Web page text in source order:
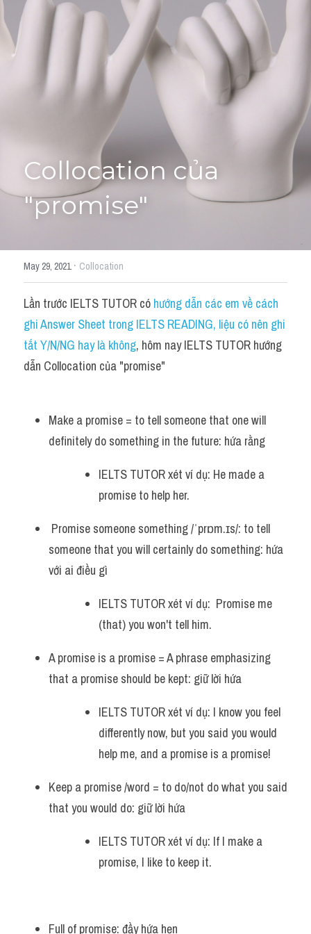
Giải đề thi từng câu
Lời khuyên
Giải đề thi
Academic words
Phrasal Verb
Idioms trái nghĩa
Antonym
Grammar
Word form
Cách dùng từ
Phân biệt từ
Writing
Reading
HỌC THỬ
Collocation của
"promise"
May 29, 2021· Collocation
Lần trước IELTS TUTOR có hướng dẫn các em về cách
ghi Answer Sheet trong IELTS READING, liệu có nên ghi
tắt Y/N/NG hay là không, hôm nay IELTS TUTOR hướng
dẫn Collocation của "promise"
Make a promise = to tell someone that one will
definitely do something in the future: hứa rằng
IELTS TUTOR xét ví dụ: He made a
promise to help her.
Promise someone something /ˈprɒm.ɪs/: to tell
someone that you will certainly do something: hứa
với ai điều gì
IELTS TUTOR xét ví dụ:  Promise me
(that) you won't tell him.
A promise is a promise = A phrase emphasizing
that a promise should be kept: giữ lời hứa
IELTS TUTOR xét ví dụ: I know you feel
differently now, but you said you would
help me, and a promise is a promise!
Keep a promise /word = to do/not do what you said
that you would do: giữ lời hứa
IELTS TUTOR xét ví dụ: If I make a
promise, I like to keep it.
Full of promise: đầy hứa hẹn